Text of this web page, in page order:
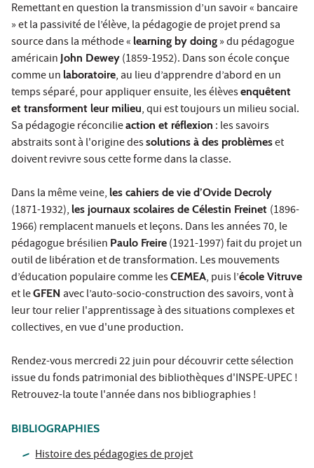
Remettant en question la transmission d’un savoir « bancaire
» et la passivité de l’élève, la pédagogie de projet prend sa
source dans la méthode « learning by doing » du pédagogue
américain John Dewey (1859-1952). Dans son école conçue
comme un laboratoire, au lieu d’apprendre d’abord en un
temps séparé, pour appliquer ensuite, les élèvesenquêtent
et transforment leur milieu, qui est toujours un milieu social.
Sa pédagogie réconcilieaction et réflexion : les savoirs
abstraits sont à l'origine dessolutions à des problèmeset
doivent revivre sous cette forme dans la classe.
Dans la même veine, les cahiers de vie d’Ovide Decroly
(1871-1932), les journaux scolaires de Célestin Freinet (1896-
1966) remplacent manuels et leçons. Dans les années 70, le
pédagogue brésilien Paulo Freire (1921-1997) fait du projet un
outil de libération et de transformation. Les mouvements
d’éducation populaire comme lesCEMEA, puis l’école Vitruve
et leGFEN avec l’auto-socio-construction des savoirs, vont à
leur tour relier l'apprentissage à des situations complexes et
collectives, en vue d'une production.
Rendez-vous mercredi 22 juin pour découvrir cette sélection
issue du fonds patrimonial des bibliothèques d'INSPE-UPEC !
Retrouvez-la toute l'année dans nos bibliographies !
BIBLIOGRAPHIES
Histoire des pédagogies de projet